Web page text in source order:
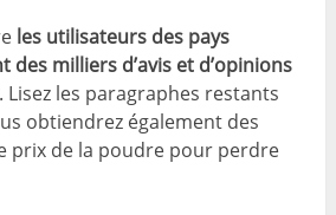
les utilisateurs des pays
des milliers d’avis et d’opinions
. Lisez les paragraphes restants
obtiendrez également des
prix de la poudre pour perdre